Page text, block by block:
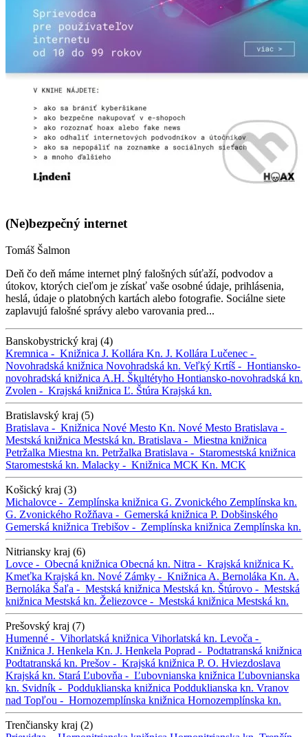
(Ne)bezpečný internet
Tomáš Šalmon
Deň čo deň máme internet plný falošných súťaží, podvodov a
útokov, ktorých cieľom je získať vaše osobné údaje, prihlásenia,
heslá, údaje o platobných kartách alebo fotografie. Sociálne siete
zaplavujú falošné správy alebo varovania pred...
Banskobystrický kraj (4)
Kremnica - Knižnica J. Kollára Kn. J. Kollára Lučenec -
Novohradská knižnica Novohradská kn. Veľký Krtíš - Hontiansko-
novohradská knižnica A.H. Škultétyho Hontiansko-novohradská kn.
Zvolen - Krajská knižnica Ľ. Štúra Krajská kn.
Bratislavský kraj (5)
Bratislava - Knižnica Nové Mesto Kn. Nové Mesto Bratislava -
Mestská knižnica Mestská kn. Bratislava - Miestna knižnica
Petržalka Miestna kn. Petržalka Bratislava - Staromestská knižnica
Staromestská kn. Malacky - Knižnica MCK Kn. MCK
Košický kraj (3)
Michalovce - Zemplínska knižnica G. Zvonického Zemplínska kn.
G. Zvonického Rožňava - Gemerská knižnica P. Dobšinského
Gemerská knižnica Trebišov - Zemplínska knižnica Zemplínska kn.
Nitriansky kraj (6)
Lovce - Obecná knižnica Obecná kn. Nitra - Krajská knižnica K.
Kmeťka Krajská kn. Nové Zámky - Knižnica A. Bernoláka Kn. A.
Bernoláka Šaľa - Mestská knižnica Mestská kn. Štúrovo - Mestská
knižnica Mestská kn. Želiezovce - Mestská knižnica Mestská kn.
Prešovský kraj (7)
Humenné - Vihorlatská knižnica Vihorlatská kn. Levoča -
Knižnica J. Henkela Kn. J. Henkela Poprad - Podtatranská knižnica
Podtatranská kn. Prešov - Krajská knižnica P. O. Hviezdoslava
Krajská kn. Stará Ľubovňa - Ľubovnianska knižnica Ľubovnianska
kn. Svidník - Podduklianska knižnica Podduklianska kn. Vranov
nad Topľou - Hornozemplínska knižnica Hornozemplínska kn.
Trenčiansky kraj (2)